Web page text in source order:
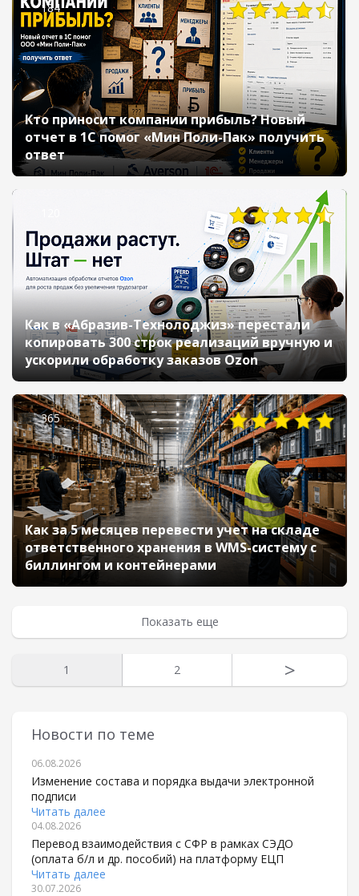
184
Кто приносит компании прибыль? Новый
отчет в 1С помог «Мин Поли-Пак» получить
ответ
Как в «Абразив-Технолоджиз» перестали
копировать 300 строк реализаций вручную и
ускорили обработку заказов Ozon
365
Как за 5 месяцев перевести учет на складе
ответственного хранения в WMS-систему с
биллингом и контейнерами
Показать еще
1 2 >
Новости по теме
06.08.2026
Изменение состава и порядка выдачи электронной
подписи
Читать далее
04.08.2026
Перевод взаимодействия с СФР в рамках СЭДО
(оплата б/л и др. пособий) на платформу ЕЦП
Читать далее
30.07.2026